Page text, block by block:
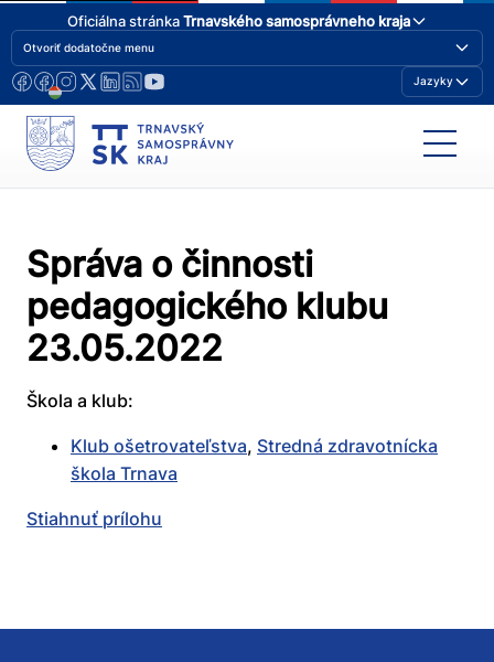
Oficiálna stránkaTrnavského samosprávneho kraja
Otvoriť dodatočne menu
Jazyky
Správa o činnosti
pedagogického klubu
23.05.2022
Škola a klub:
Klub ošetrovateľstva, Stredná zdravotnícka
škola Trnava
Stiahnuť prílohu